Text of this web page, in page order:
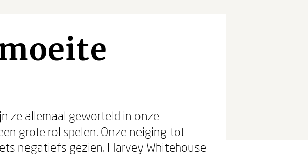
ze allemaal geworteld in onze
grote rol spelen. Onze neiging tot
negatiefs gezien. Harvey Whitehouse